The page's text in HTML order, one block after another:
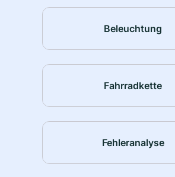
Beleuchtung
Fahrradkette
Fehleranalyse